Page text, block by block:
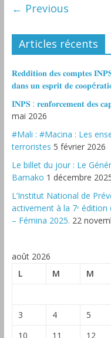
← Previous
Articles récents
𝐑𝐞𝐝𝐝𝐢𝐭𝐢𝐨𝐧 𝐝𝐞𝐬 𝐜𝐨𝐦𝐩𝐭𝐞𝐬
𝐝𝐚𝐧𝐬 𝐮𝐧 𝐞𝐬𝐩𝐫𝐢𝐭 𝐝𝐞
𝐈𝐍𝐏𝐒 : 𝐫𝐞𝐧𝐟𝐨𝐫𝐜𝐞𝐦𝐞𝐧𝐭 𝐝𝐞𝐬
mai 2026
#Mali : #Macina : Les
terroristes 5 février 2026
‎Le billet du jour : Le
Bamako 1 décembre
L’Institut National de
activement à la 7ᵉ édition
– Fémina 2025. 22
août 2026
L
M M
3
4 5
10
11 12